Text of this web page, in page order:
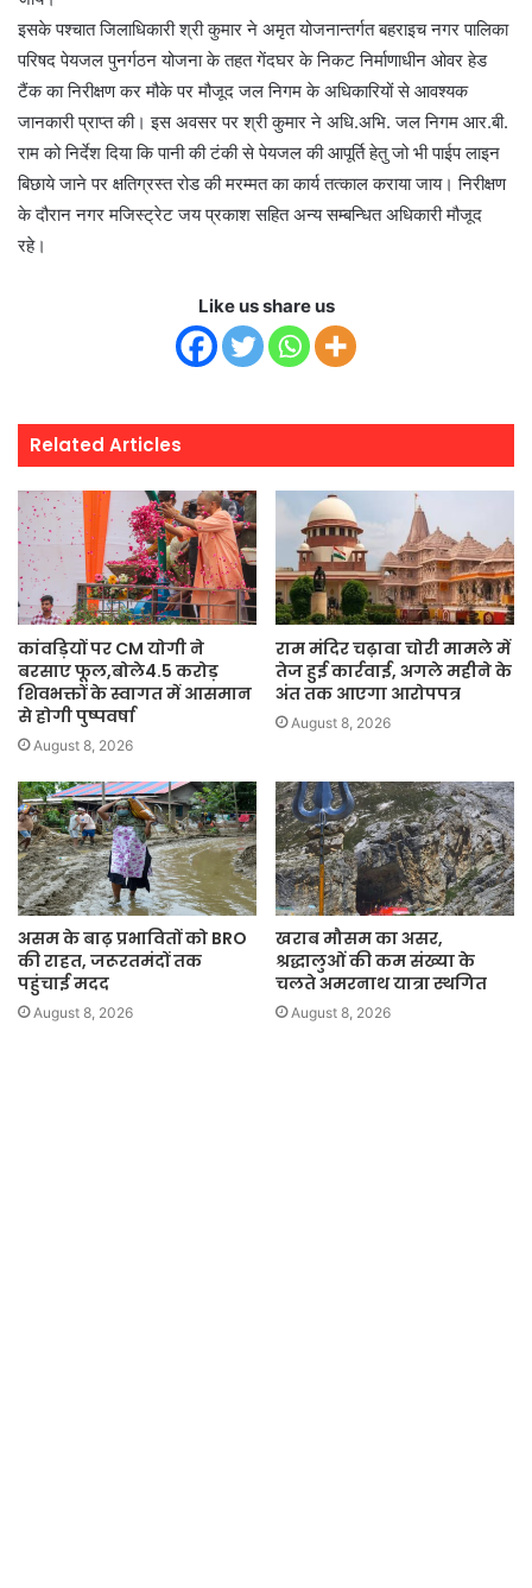
इसके पश्चात जिलाधिकारी श्री कुमार ने अमृत योजनान्तर्गत बहराइच नगर पालिका
परिषद पेयजल पुनर्गठन योजना के तहत गेंदघर के निकट निर्माणाधीन ओवर हेड
टैंक का निरीक्षण कर मौके पर मौजूद जल निगम के अधिकारियों से आवश्यक
जानकारी प्राप्त की। इस अवसर पर श्री कुमार ने अधि.अभि. जल निगम आर.बी.
राम को निर्देश दिया कि पानी की टंकी से पेयजल की आपूर्ति हेतु जो भी पाईप लाइन
बिछाये जाने पर क्षतिग्रस्त रोड की मरम्मत का कार्य तत्काल कराया जाय। निरीक्षण
के दौरान नगर मजिस्ट्रेट जय प्रकाश सहित अन्य सम्बन्धित अधिकारी मौजूद
रहे।
Like us share us
Related Articles
कांवड़ियों पर CM योगी ने
बरसाए फूल,बोले4.5 करोड़
शिवभक्तों के स्वागत में आसमान
से होगी पुष्पवर्षा
August 8, 2026
राम मंदिर चढ़ावा चोरी मामले में
तेज हुई कार्रवाई, अगले महीने के
अंत तक आएगा आरोपपत्र
August 8, 2026
असम के बाढ़ प्रभावितों को BRO
की राहत, जरूरतमंदों तक
पहुंचाई मदद
August 8, 2026
खराब मौसम का असर,
श्रद्धालुओं की कम संख्या के
चलते अमरनाथ यात्रा स्थगित
August 8, 2026